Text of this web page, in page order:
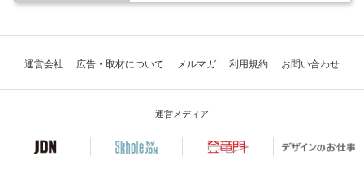
運営会社 広告・取材について メルマガ 利用規約 お問い合わせ
運営メディア